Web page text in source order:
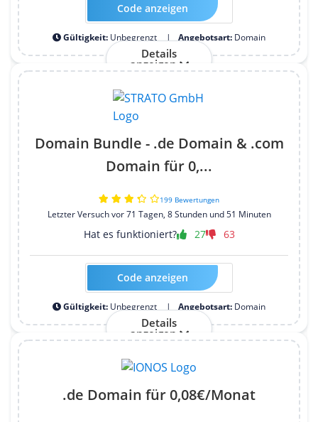
Kein Code erforderlich
Code anzeigen
Gültigkeit: Unbegrenzt Angebotsart: Domain
Details
anzeigen
Domain Bundle - .de Domain & .com
Domain für 0,...
199 Bewertungen
Letzter Versuch vor 71 Tagen, 8 Stunden und 51 Minuten
Hat es funktioniert? 27 63
Kein Code erforderlich
Code anzeigen
Gültigkeit: Unbegrenzt Angebotsart: Domain
Details
anzeigen
.de Domain für 0,08€/Monat